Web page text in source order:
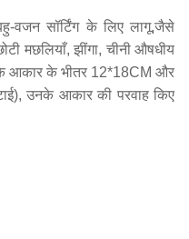
वजन सॉर्टिंग के लिए लागू,जैसे
मछलियाँ, झींगा, चीनी औषधीय
के आकार के भीतर 12*18CM और
उनके आकार की परवाह किए